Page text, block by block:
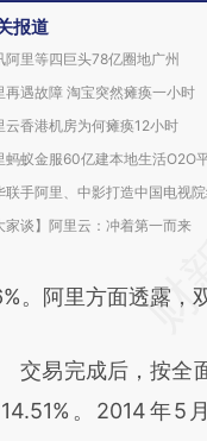
报道
阿里等四巨头78亿圈地广州
再遇故障 淘宝突然瘫痪一小时
云香港机房为何瘫痪12小时
蚂蚁金服60亿建本地生活O2O
联手阿里、中影打造中国电视院
家谈】阿里云：冲着第一而来
。阿里方面透露，
易完成后，按全面
。2014年5